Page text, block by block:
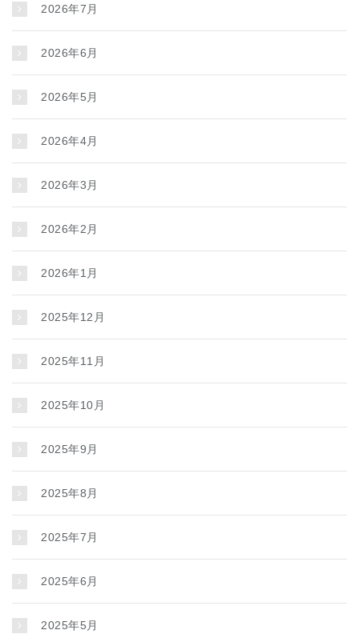
2026年7月
2026年6月
2026年5月
2026年4月
2026年3月
2026年2月
2026年1月
2025年12月
2025年11月
2025年10月
2025年9月
2025年8月
2025年7月
2025年6月
2025年5月